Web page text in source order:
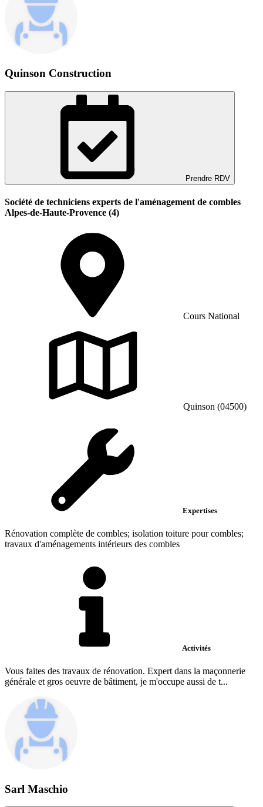
Quinson Construction
Prendre RDV
Société de techniciens experts de l'aménagement de combles
Alpes-de-Haute-Provence (4)
Cours National
Quinson (04500)
Expertises
Rénovation complète de combles; isolation toiture pour combles;
travaux d'aménagements intérieurs des combles
Activités
Vous faites des travaux de rénovation. Expert dans la maçonnerie
générale et gros oeuvre de bâtiment, je m'occupe aussi de t...
Sarl Maschio